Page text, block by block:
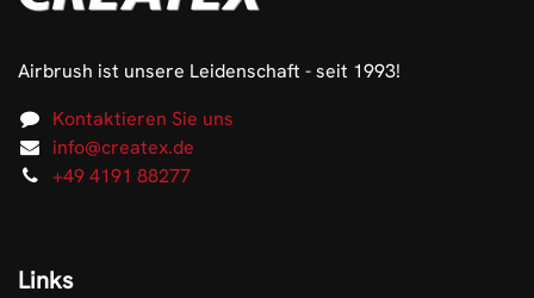
Airbrush ist unsere Leidenschaft - seit 1993!
Kontaktieren Sie uns
info@createx.de
+49 4191 88277
Links